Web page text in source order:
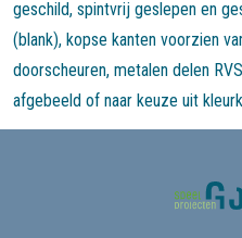
geschild, spintvrij geslepen en
(blank), kopse kanten voorzien
doorscheuren, metalen delen
afgebeeld of naar keuze uit